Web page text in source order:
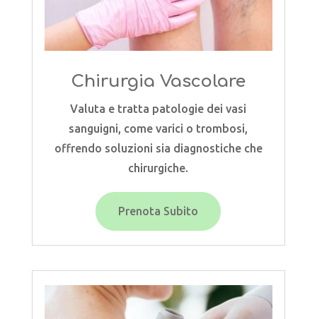
Chirurgia Vascolare
Valuta e tratta patologie dei vasi
sanguigni, come varici o trombosi,
offrendo soluzioni sia diagnostiche che
chirurgiche.
Prenota Subito